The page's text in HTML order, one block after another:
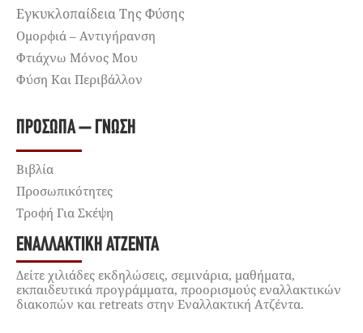
Εγκυκλοπαίδεια Της Φύσης
Ομορφιά – Αντιγήρανση
Φτιάχνω Μόνος Μου
Φύση Και Περιβάλλον
ΠΡΌΣΩΠΑ – ΓΝΏΣΗ
Βιβλία
Προσωπικότητες
Τροφή Για Σκέψη
ΕΝΑΛΛΑΚΤΙΚΉ ΑΤΖΈΝΤΑ
Δείτε χιλιάδες εκδηλώσεις, σεμινάρια, μαθήματα,
εκπαιδευτικά προγράμματα, προορισμούς εναλλακτικών
διακοπών και retreats στην Εναλλακτική Ατζέντα.